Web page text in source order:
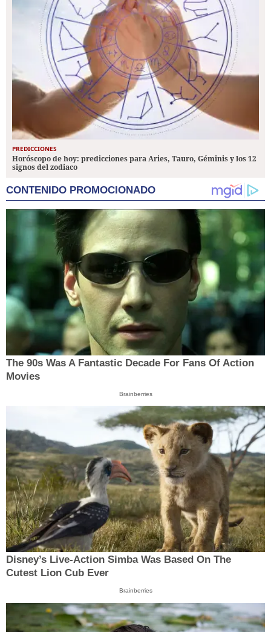
PREDICCIONES
Horóscopo de hoy: predicciones para Aries, Tauro, Géminis y los 12
signos del zodiaco
CONTENIDO PROMOCIONADO
The 90s Was A Fantastic Decade For Fans Of Action
Movies
Brainberries
Disney’s Live-Action Simba Was Based On The
Cutest Lion Cub Ever
Brainberries